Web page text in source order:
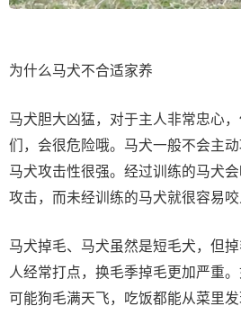
为什么马犬不合适家养
马犬胆大凶猛，对于主人非常忠心
们，会很危险哦。马犬一般不会主
马犬攻击性很强。经过训练的马犬
攻击，而未经训练的马犬就很容易咬
马犬掉毛、马犬虽然是短毛犬，但
人经常打点，换毛季掉毛更加严重
可能狗毛满天飞，吃饭都能从菜里发